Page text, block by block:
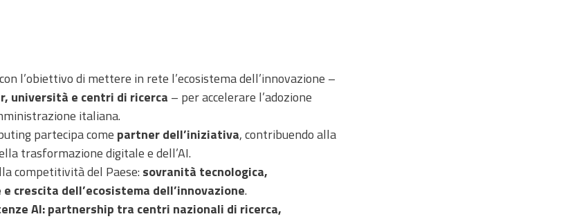
con l’obiettivo di mettere in rete l’ecosistema dell’innovazione –
università e centri di ricerca – per accelerare l’adozione
italiana.
partecipa come partner dell’iniziativa, contribuendo alla
trasformazione digitale e dell’AI.
competitività del Paese: sovranità tecnologica,
dell’ecosistema dell’innovazione.
AI: partnership tra centri nazionali di ricerca,